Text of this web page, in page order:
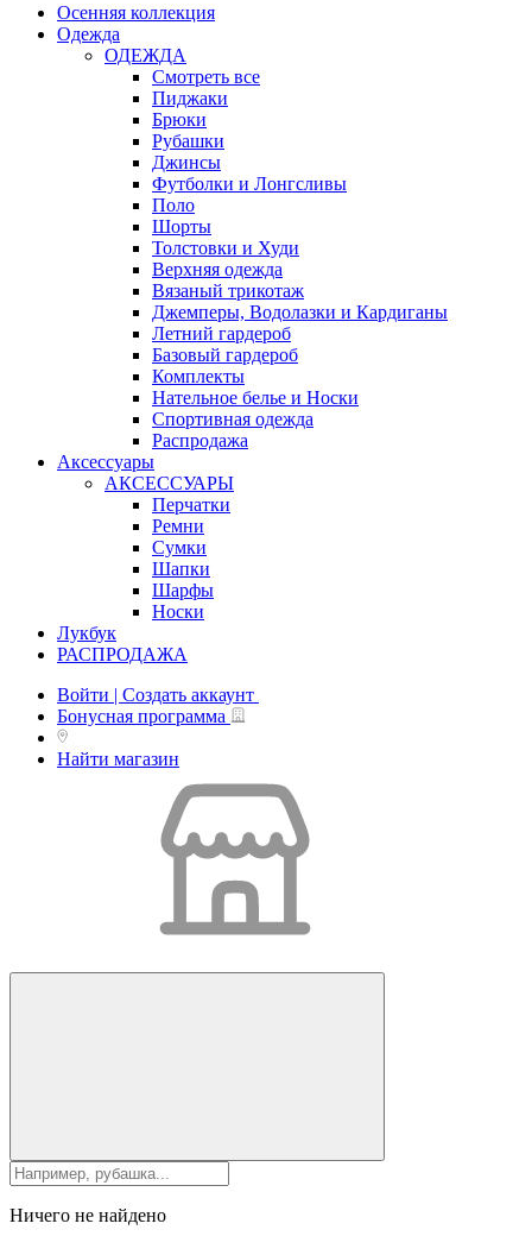
Осенняя коллекция
Одежда
ОДЕЖДА
Смотреть все
Пиджаки
Брюки
Рубашки
Джинсы
Футболки и Лонгсливы
Поло
Шорты
Толстовки и Худи
Верхняя одежда
Вязаный трикотаж
Джемперы, Водолазки и Кардиганы
Летний гардероб
Базовый гардероб
Комплекты
Нательное белье и Носки
Спортивная одежда
Распродажа
Аксессуары
АКСЕССУАРЫ
Перчатки
Ремни
Сумки
Шапки
Шарфы
Носки
Лукбук
РАСПРОДАЖА
Войти | Создать аккаунт
Бонусная программа
Найти магазин
Ничего не найдено